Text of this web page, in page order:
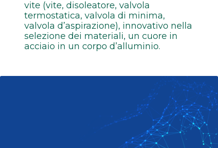
vite (vite, disoleatore, valvola
termostatica, valvola di minima,
valvola d’aspirazione), innovativo nella
selezione dei materiali, un cuore in
acciaio in un corpo d’alluminio.